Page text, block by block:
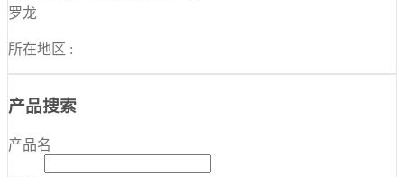
罗龙
所在地区 :
产品搜索
产品名